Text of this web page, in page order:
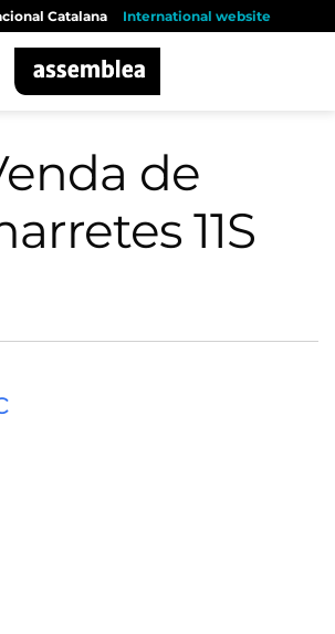
Catalana International website
de
11S